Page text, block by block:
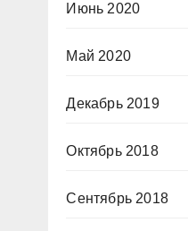
Июнь 2020
Май 2020
Декабрь 2019
Октябрь 2018
Сентябрь 2018